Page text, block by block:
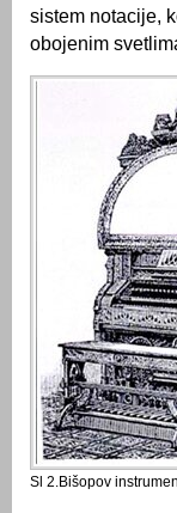
sistem notacije,
obojenim
Sl 2.Bišopov